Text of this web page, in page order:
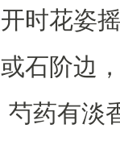
时花姿
石阶边
芍药有淡